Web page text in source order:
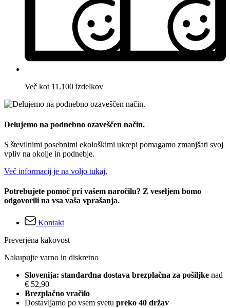
Več kot 11.100 izdelkov
Delujemo na podnebno ozaveščen način.
S številnimi posebnimi ekološkimi ukrepi pomagamo zmanjšati svoj
vpliv na okolje in podnebje.
Več informacij je na voljo tukaj.
Potrebujete pomoč pri vašem naročilu? Z veseljem bomo
odgovorili na vsa vaša vprašanja.
Kontakt
Preverjena kakovost
Nakupujte varno in diskretno
Slovenija: standardna dostava brezplačna za pošiljke nad
€ 52,90
Brezplačno vračilo
Dostavljamo po vsem svetu preko 40 držav